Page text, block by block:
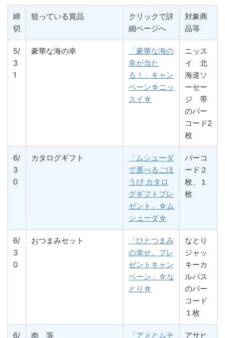
締
切
狙っている賞品
クリックで詳
細ページへ
対象商
品等
5/
3
1
豪華な海の幸
「豪華な海の
幸が当た
る！」キャン
ペーン☆ニッ
スイ☆
ニッス
イ 北
海道ソ
ーセー
ジ 帯
のバー
コード2
枚
6/
3
0
カタログギフト
「ムシューダ
で選べるごほ
うび カタロ
グギフトプレ
ゼント」☆ム
シューダ☆
バーコ
ード２
枚、１
枚
6/
3
0
おつまみセット
「ひとつまみ
の幸せ。プレ
ゼントキャン
ペーン」☆な
とり☆
なとり
ジャッ
キーカ
ルパス
のバー
コード
１枚
6/
肉 等
「アメとムチ
アサヒ